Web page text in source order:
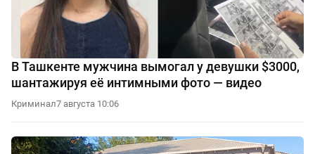
В Ташкенте мужчина вымогал у девушки $3000,
шантажируя её интимными фото — видео
Криминал7 августа 10:06